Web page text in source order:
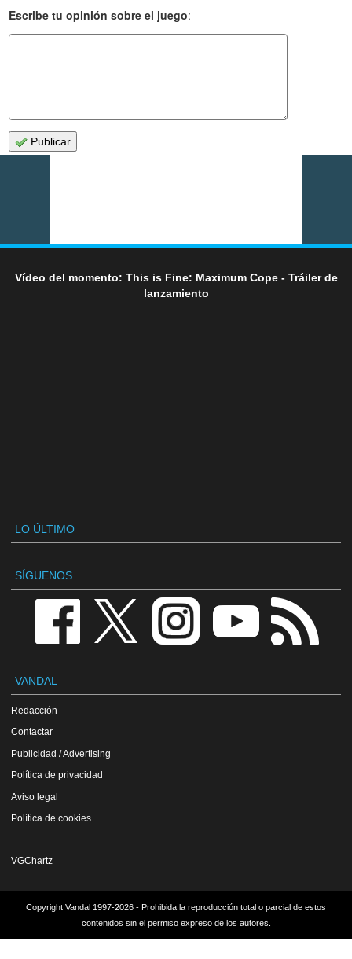
Escribe tu opinión sobre el juego:
Publicar
Vídeo del momento: This is Fine: Maximum Cope - Tráiler de
lanzamiento
LO ÚLTIMO
SÍGUENOS
VANDAL
Redacción
Contactar
Publicidad / Advertising
Política de privacidad
Aviso legal
Política de cookies
VGChartz
Copyright Vandal 1997-2026 - Prohibida la reproducción total o parcial de estos
contenidos sin el permiso expreso de los autores.